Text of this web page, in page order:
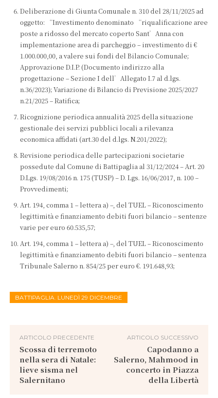
Deliberazione di Giunta Comunale n. 310 del 28/11/2025 ad
oggetto: “Investimento denominato “riqualificazione aree
poste a ridosso del mercato coperto Sant’Anna con
implementazione area di parcheggio – investimento di €
1.000.000,00, a valere sui fondi del Bilancio Comunale;
Approvazione D.I.P. (Documento indirizzo alla
progettazione – Sezione I dell’Allegato I.7 al d.lgs.
n.36/2023); Variazione di Bilancio di Previsione 2025/2027
n.21/2025 – Ratifica;
Ricognizione periodica annualità 2025 della situazione
gestionale dei servizi pubblici locali a rilevanza
economica affidati (art.30 del d.lgs. N.201/2022);
Revisione periodica delle partecipazioni societarie
possedute dal Comune di Battipaglia al 31/12/2024 – Art. 20
D.Lgs. 19/08/2016 n. 175 (TUSP) – D. Lgs. 16/06/2017, n. 100 –
Provvedimenti;
Art. 194, comma 1 – lettera a) –, del TUEL – Riconoscimento
legittimità e finanziamento debiti fuori bilancio – sentenze
varie per euro 60.535,57;
Art. 194, comma 1 – lettera a) –, del TUEL – Riconoscimento
legittimità e finanziamento debiti fuori bilancio – sentenza
Tribunale Salerno n. 854/25 per euro €. 191.648,93;
BATTIPAGLIA. LUNEDÌ 29 DICEMBRE
ARTICOLO PRECEDENTE
Scossa di terremoto
nella sera di Natale:
lieve sisma nel
Salernitano
ARTICOLO SUCCESSIVO
Capodanno a
Salerno, Mahmood in
concerto in Piazza
della Libertà